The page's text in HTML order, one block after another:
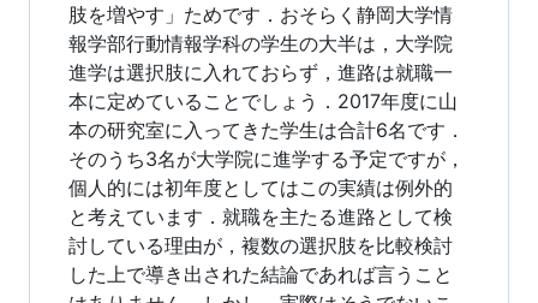
肢を増やす」ためです．おそらく静岡大学情
報学部行動情報学科の学生の大半は，大学院
進学は選択肢に入れておらず，進路は就職一
本に定めていることでしょう．2017年度に山
本の研究室に入ってきた学生は合計6名です．
そのうち3名が大学院に進学する予定ですが，
個人的には初年度としてはこの実績は例外的
と考えています．就職を主たる進路として検
討している理由が，複数の選択肢を比較検討
した上で導き出された結論であれば言うこと